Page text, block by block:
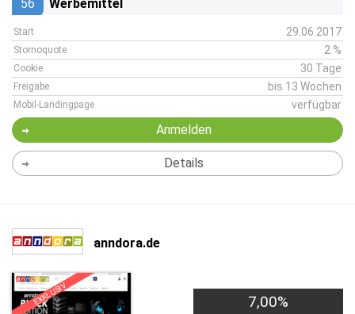
56 Werbemittel
Start 29.06.2017
Stornoquote 2 %
Cookie 30 Tage
Freigabe bis 13 Wochen
Mobil-Landingpage verfügbar
Anmelden
Details
anndora.de
EXKLUSIV
7,00%